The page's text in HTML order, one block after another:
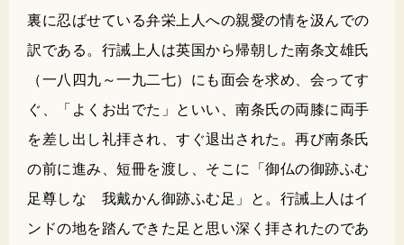
裏に忍ばせている弁栄上人への親愛の情を汲んでの
訳である。行誡上人は英国から帰朝した南条文雄氏
（一八四九～一九二七）にも面会を求め、会ってす
ぐ、「よくお出でた」といい、南条氏の両膝に両手
を差し出し礼拝され、すぐ退出された。再び南条氏
の前に進み、短冊を渡し、そこに「御仏の御跡ふむ
足尊しな 我戴かん御跡ふむ足」と。行誡上人はイ
ンドの地を踏んできた足と思い深く拝されたのであ